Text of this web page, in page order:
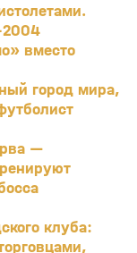
2004
вместо
город мира,
—
клуба: